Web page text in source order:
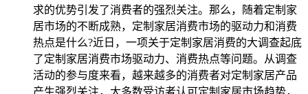
求的优势引发了消费者的强烈关注。那么，随着定制家
居市场的不断成熟，定制家居消费市场的驱动力和消费
热点是什么?近日，一项关于定制家居消费的大调查起底
了定制家居消费市场驱动力、消费热点等问题。从调查
活动的参与度来看，越来越多的消费者对定制家居产品
产生强烈关注，大多数受访者认可定制家居市场趋势，